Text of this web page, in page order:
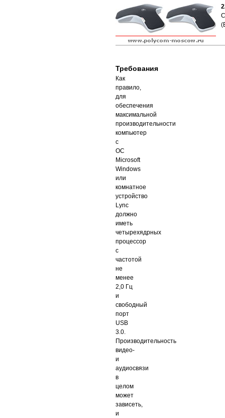
Требования
Как
правило,
для
обеспечения
максимальной
производительности
компьютер
с
ОС
Microsoft
Windows
или
комнатное
устройство
Lync
должно
иметь
четырехядрных
процессор
с
частотой
не
менее
2,0 Гц
и
свободный
порт
USB
3.0.
Производительность
видео-
и
аудиосвязи
в
целом
может
зависеть,
и